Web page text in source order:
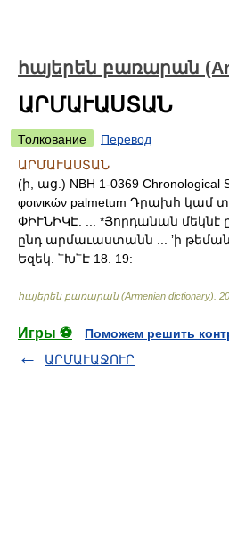
հայերեն բառարան
ԱՐՄԱՒԱՍՏԱՆ
Толкование
Перевод
ԱՐՄԱՒԱՍՏԱՆ
(ի, աց.) NBH 1-0369 Chronological
φοινικών palmetum Դրախհ կամ
ՓԻՒՆԻԿԷ. ... *Յորդանան մեկնէ
ընդ արմաւաստանն ... ʼի
Եզեկ. ՟Խ՟Է 18. 19:
հայերեն բառարան (Armenian dictionary)
Игры ⚽
Поможем решить
ԱՐՄԱՒԱՋՈՒՐ